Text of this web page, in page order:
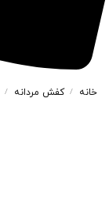
خانه / کفش مردانه /